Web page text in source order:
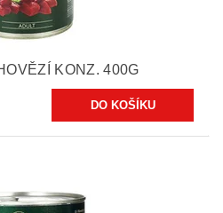
KONZ. 400G